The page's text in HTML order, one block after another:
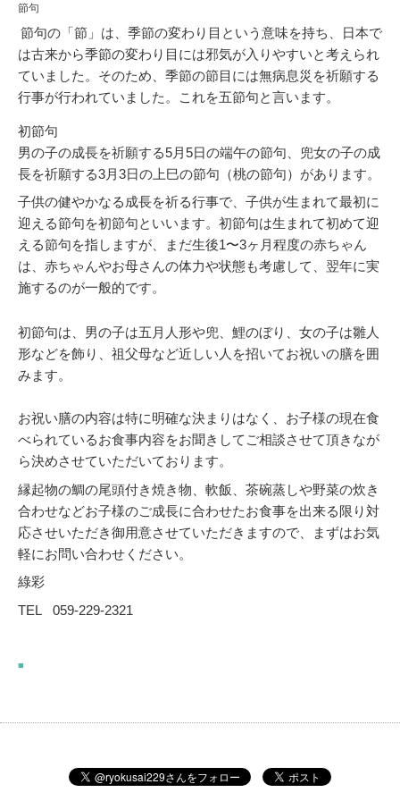
節句
節句の「節」は、季節の変わり目という意味を持ち、日本で
は古来から季節の変わり目には邪気が入りやすいと考えられ
ていました。そのため、季節の節目には無病息災を祈願する
行事が行われていました。これを五節句と言います。
初節句
男の子の成長を祈願する5月5日の端午の節句、兜女の子の成
長を祈願する3月3日の上巳の節句（桃の節句）があります。
子供の健やかなる成長を祈る行事で、子供が生まれて最初に
迎える節句を初節句といいます。初節句は生まれて初めて迎
える節句を指しますが、まだ生後1〜3ヶ月程度の赤ちゃん
は、赤ちゃんやお母さんの体力や状態も考慮して、翌年に実
施するのが一般的です。
初節句は、男の子は五月人形や兜、鯉のぼり、女の子は雛人
形などを飾り、祖父母など近しい人を招いてお祝いの膳を囲
みます。
お祝い膳の内容は特に明確な決まりはなく、お子様の現在食
べられているお食事内容をお聞きしてご相談させて頂きなが
ら決めさせていただいております。
縁起物の鯛の尾頭付き焼き物、軟飯、茶碗蒸しや野菜の炊き
合わせなどお子様のご成長に合わせたお食事を出来る限り対
応させいただき御用意させていただきますので、まずはお気
軽にお問い合わせください。
綠彩
TEL 059-229-2321
■